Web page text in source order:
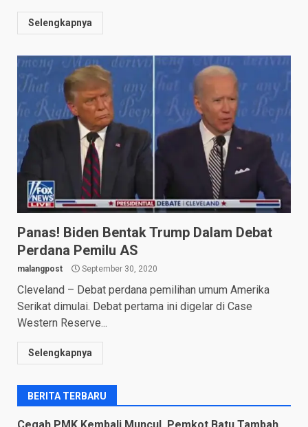
Selengkapnya
Panas! Biden Bentak Trump Dalam Debat
Perdana Pemilu AS
malangpost September 30, 2020
Cleveland – Debat perdana pemilihan umum Amerika
Serikat dimulai. Debat pertama ini digelar di Case
Western Reserve...
Selengkapnya
BERITA TERBARU